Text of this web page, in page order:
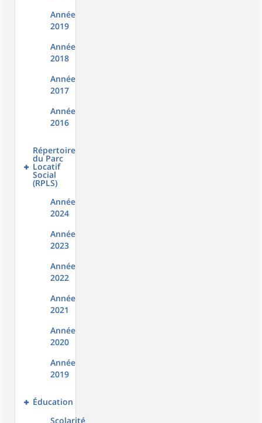
Année
2019
Année
2018
Année
2017
Année
2016
Répertoire
du Parc
Locatif
Social
(RPLS)
Année
2024
Année
2023
Année
2022
Année
2021
Année
2020
Année
2019
Éducation
Scolarité 2024-